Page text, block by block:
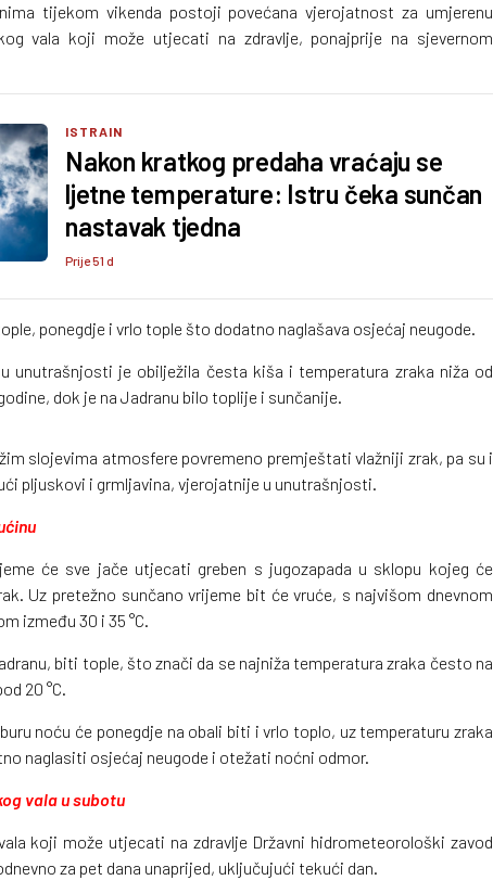
tijekom vikenda postoji povećana vjerojatnost za umjerenu
vala koji može utjecati na zdravlje, ponajprije na sjevernom
ISTRAIN
Nakon kratkog predaha vraćaju se
ljetne temperature: Istru čeka sunčan
nastavak tjedna
Prije 51 d
ponegdje i vrlo tople što dodatno naglašava osjećaj neugode.
unutrašnjosti je obilježila česta kiša i temperatura zraka niža od
dok je na Jadranu bilo toplije i sunčanije.
slojevima atmosfere povremeno premještati vlažniji zrak, pa su i
pljuskovi i grmljavina, vjerojatnije u unutrašnjosti.
će sve jače utjecati greben s jugozapada u sklopu kojeg će
Uz pretežno sunčano vrijeme bit će vruće, s najvišom dnevnom
između 30 i 35 °C.
biti tople, što znači da se najniža temperatura zraka često na
20 °C.
noću će ponegdje na obali biti i vrlo toplo, uz temperaturu zraka
naglasiti osjećaj neugode i otežati noćni odmor.
vala u subotu
koji može utjecati na zdravlje Državni hidrometeorološki zavod
za pet dana unaprijed, uključujući tekući dan.